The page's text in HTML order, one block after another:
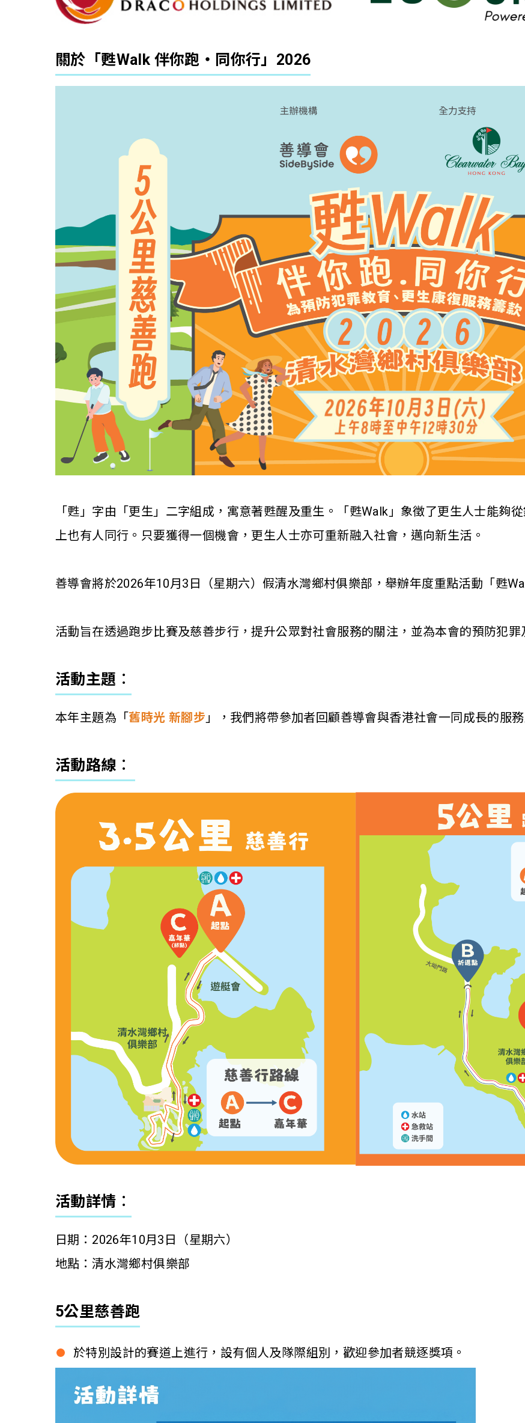
關於「甦Walk 伴你跑‧同你行」2026
「甦」字由「更生」二字組成，寓意著甦醒及重生。「甦Walk」象徵了更生人士能夠
上也有人同行。只要獲得一個機會，更生人士亦可重新融入社會，邁向新生活。
善導會將於2026年10月3日（星期六）假清水灣鄉村俱樂部，舉辦年度重點活動「甦
活動旨在透過跑步比賽及慈善步行，提升公眾對社會服務的關注，並為本會的預防犯罪
活動主題︰
本年主題為「舊時光 新腳步 」，我們將帶參加者回顧善導會與香港社會一同成長的服
活動路線︰
活動詳情︰
日期：2026年10月3日（星期六）
地點：清水灣鄉村俱樂部
5公里慈善跑
於特別設計的賽道上進行，設有個人及隊際組別，歡迎參加者競逐獎項。